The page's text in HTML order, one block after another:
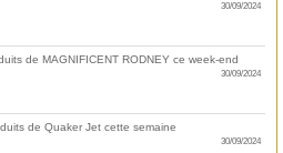
30/09/2024
de MAGNIFICENT RODNEY ce week-end
30/09/2024
de Quaker Jet cette semaine
30/09/2024